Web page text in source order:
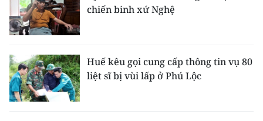
chiến binh xứ Nghệ
Huế kêu gọi cung cấp thông tin vụ 80
liệt sĩ bị vùi lấp ở Phú Lộc